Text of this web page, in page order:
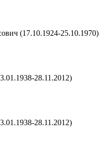
(17.10.1924-25.10.1970)
28.11.2012)
28.11.2012)